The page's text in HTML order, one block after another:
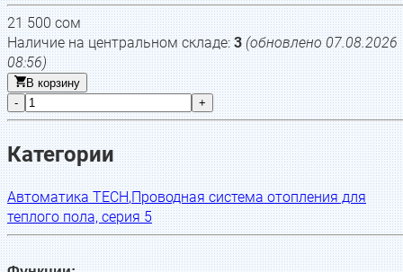
21 500сом
Наличие на центральном складе: 3 (обновлено07.08.2026
08:56)
В корзину
-
+
Категории
Автоматика TECH,Проводная система отопления для
теплого пола, серия 5